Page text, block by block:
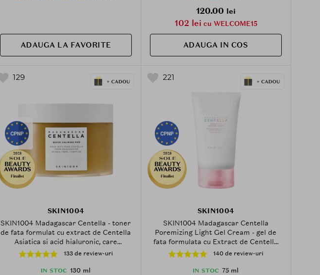
ADAUGA LA FAVORITE
120.00 lei
102 lei cu WELCOME15
ADAUGA IN COS
129
2025
Finalist
SKIN1004
SKIN1004 Madagascar Centella - toner
de fata formulat cu extract de Centella
Asiatica si acid hialuronic, care
contribuie la calmarea instantanee a
pielii si la ingrijirea zonelor deosebit
de sensibile ale fetei - 70 buc
133 de review-uri
IN STOC 130 ml
221
2025
Finalist
SKIN1004
SKIN1004 Madagascar Centella
Poremizing Light Gel Cream - gel de
fata formulata cu Extract de Centella
Asiatica din Madagascar si
Niacinamida, care contribuie la
hidratarea pielii si la minimizarea
140 de review-uri
IN STOC 75 ml